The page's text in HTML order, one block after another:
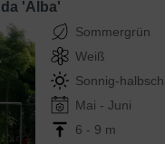
'Alba'
Sommergrün
Weiß
Sonnig-
Mai - Juni
6 - 9 m